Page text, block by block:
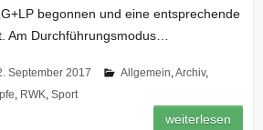
begonnen und eine entsprechende
Am Durchführungsmodus…
September 2017 Allgemein Archiv,
RWK Sport
weiterlesen